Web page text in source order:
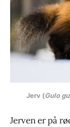
Jerv (Gulo
Jerven er på